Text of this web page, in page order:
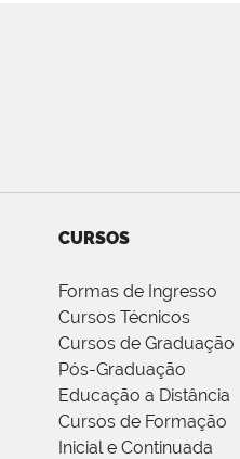
CURSOS
Formas de Ingresso
Cursos Técnicos
Cursos de Graduação
Pós-Graduação
Educação a Distância
Cursos de Formação
Inicial e Continuada